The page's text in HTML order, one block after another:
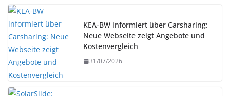
KEA-BW informiert über Carsharing:
Neue Webseite zeigt Angebote und
Kostenvergleich
31/07/2026